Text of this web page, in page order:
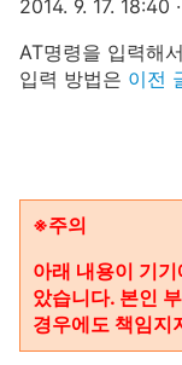
2014. 9. 17. 18:40
AT명령을 입력해
입력 방법은 이전
※주의
아래 내용이 기
았습니다. 본인
경우에도 책임지